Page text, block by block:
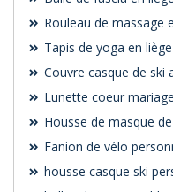
Rouleau de massage
Tapis de yoga en
Couvre casque de ski
Lunette coeur
Housse de masque
Fanion de vélo
housse casque ski